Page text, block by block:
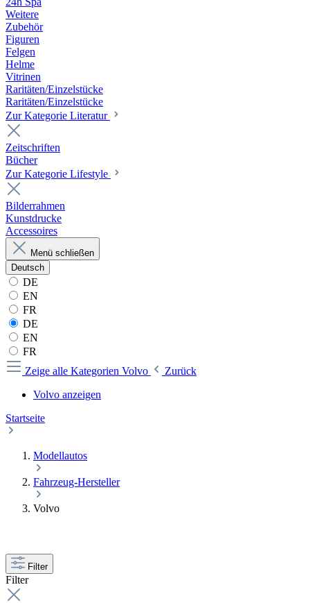
Weitere
Zubehör
Figuren
Felgen
Helme
Vitrinen
Raritäten/Einzelstücke
Raritäten/Einzelstücke
Zur Kategorie Literatur
Zeitschriften
Bücher
Zur Kategorie Lifestyle
Bilderrahmen
Kunstdrucke
Accessoires
Menü schließen
Deutsch
DE
EN
FR
DE
EN
FR
Zeige alle Kategorien Volvo
Zurück
Volvo anzeigen
Startseite
Modellautos
Fahrzeug-Hersteller
Volvo
Filter
Filter